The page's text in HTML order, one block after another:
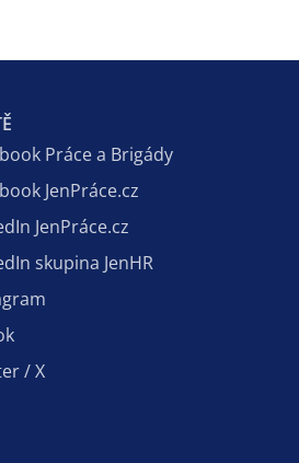
Práce a Brigády
JenPráce.cz
JenPráce.cz
skupina JenHR
/ X